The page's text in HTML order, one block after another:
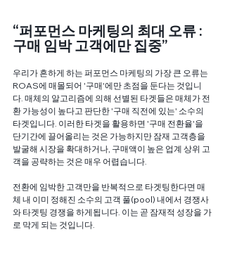
“퍼포먼스 마케팅의 최대 오류 :
구매 임박 고객에만 집중”
우리가 흔하게 하는 퍼포먼스 마케팅의 가장 큰 오류는
ROAS에 매몰되어 '구매'에만 초점을 둔다는 것입니
다. 매체의 알고리즘에 의해 선별된 타겟들은 매체가 전
환 가능성이 높다고 판단한 '구매 직전에 있는' 소수의
타겟입니다. 이러한 타겟을 활용하면 '구매 전환율'을
단기간에 끌어올리는 것은 가능하지만 잠재 고객층을
발굴해 시장을 확대하거나, 구매액이 높은 업계 상위 고
객을 공략하는 것은 매우 어렵습니다.
전환에 임박한 고객만을 반복적으로 타겟팅한다면 매
체 내 이미 정해진 소수의 고객 풀(pool) 내에서 경쟁사
와 타겟팅 경쟁을 하게됩니다. 이는 곧 잠재적 성장을 가
로 막게 되는 것입니다.